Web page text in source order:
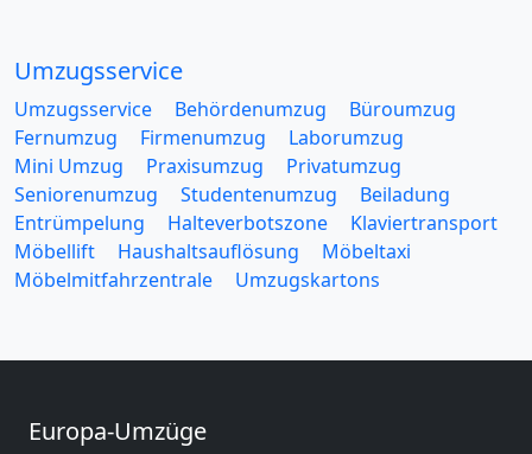
Umzugsservice
Umzugsservice Behördenumzug
Büroumzug
Fernumzug
Firmenumzug
Laborumzug
Mini Umzug
Praxisumzug
Privatumzug
Seniorenumzug
Studentenumzug
Beiladung
Entrümpelung
Halteverbotszone
Klaviertransport
Möbellift
Haushaltsauflösung
Möbeltaxi
Möbelmitfahrzentrale
Umzugskartons
Europa-Umzüge